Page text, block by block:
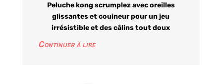
Peluche kong scrumplez avec oreilles
glissantes et couineur pour un jeu
irrésistible et des câlins tout doux
Continuer à lire